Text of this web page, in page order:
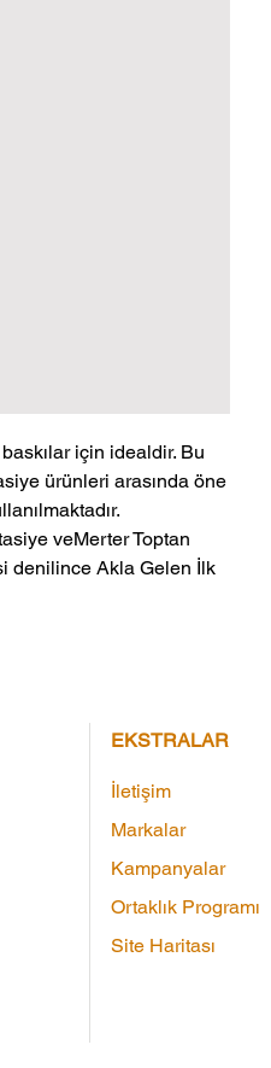
için idealdir. Bu
ürünleri arasında öne
denilince Akla Gelen İlk
EKSTRALAR
İletişim
Markalar
Kampanyalar
Ortaklık Programı
Site Haritası